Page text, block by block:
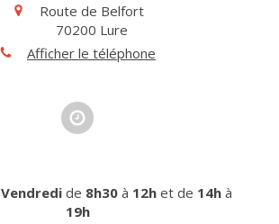
Route de Belfort
70200 Lure
Afficher le téléphone
Vendredi de 8h30 à 12h et de 14h à
19h